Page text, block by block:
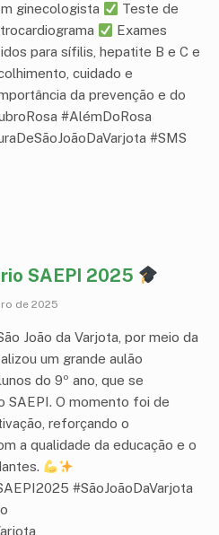
ginecologista
Teste de
Exames
para sífilis, hepatite B e C e
cuidado e
da prevenção e do
#AlémDoRosa
#SMS
SAEPI 2025
de 2025
João da Varjota, por meio da
um grande aulão
do 9º ano, que se
SAEPI. O momento foi de
reforçando o
a qualidade da educação e o
#SãoJoãoDaVarjota